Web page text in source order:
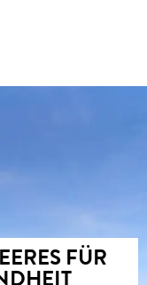
FÜR